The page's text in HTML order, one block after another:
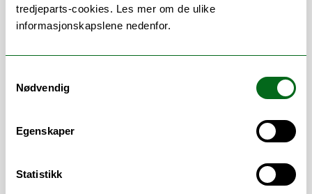
tredjeparts-cookies. Les mer om de ulike
informasjonskapslene nedenfor.
Nødvendig
Egenskaper
Statistikk
Institutt for samfunnsvitenskap, Institutt
for arkeologi, historie og
Senter for samiske studier og Senter for
hsl-instadm@uit.no eller ring på vårt felles
telefonnummer 77660793.
Arbeidsområder